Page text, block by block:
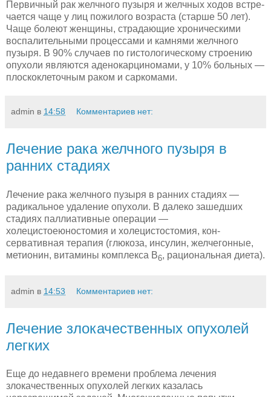
Первичный рак желчного пузыря и желчных ходов встре­
чается чаще у лиц пожилого возраста (старше 50 лет).
Чаще бо­леют женщины, страдающие хроническими
воспалительными процессами и камнями желчного
пузыря. В 90% случаев по гистологическому строению
опухоли являются аденокарциномами, у 10% больных —
плоскоклеточным раком и саркомами.
admin в 14:58 Комментариев нет:
Лечение рака желчного пузыря в
ранних стадиях
Лечение рака желчного пузыря в ранних стадиях —
ради­кальное удаление опухоли. В далеко зашедших
стадиях паллиа­тивные операции —
холецистоеюностомия и холецистостомия, кон­
сервативная терапия (глюкоза, инсулин, желчегонные,
метионин, витамины комплекса В6, рациональная диета).
admin в 14:53 Комментариев нет:
Лечение злокачественных опухолей
легких
Еще до недавнего времени проблема лечения
злокачественных опухолей легких казалась